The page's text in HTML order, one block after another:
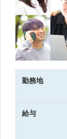
勤務地
給与